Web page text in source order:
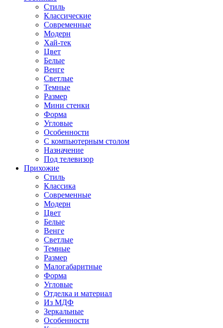
Стиль
Классические
Современные
Модерн
Хай-тек
Цвет
Белые
Венге
Светлые
Темные
Размер
Мини стенки
Форма
Угловые
Особенности
С компьютерным столом
Назначение
Под телевизор
Прихожие
Стиль
Классика
Современные
Модерн
Цвет
Белые
Венге
Светлые
Темные
Размер
Малогабаритные
Форма
Угловые
Отделка и материал
Из МДФ
Зеркальные
Особенности